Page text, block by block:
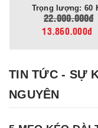
Trọng
22.000.000đ
13.860.000đ
TIN TỨC - SỰ
NGUYÊN